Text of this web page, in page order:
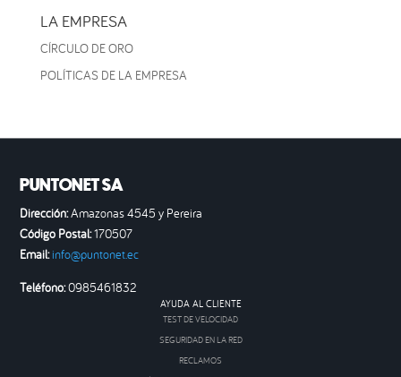
LA EMPRESA
CÍRCULO DE ORO
POLÍTICAS DE LA EMPRESA
PUNTONET SA
Dirección:Amazonas 4545 y Pereira
Código Postal:170507
Email:info@puntonet.ec
Teléfono:0985461832
AYUDA AL CLIENTE
TEST DE VELOCIDAD
SEGURIDAD EN LA RED
RECLAMOS